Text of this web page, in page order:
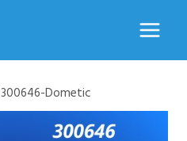
300646-Dometic